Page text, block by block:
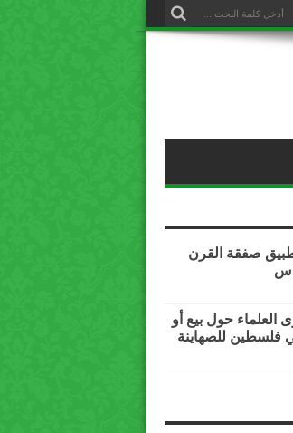
صفقة القرن
حول بيع أو
فلسطين للصهاينة